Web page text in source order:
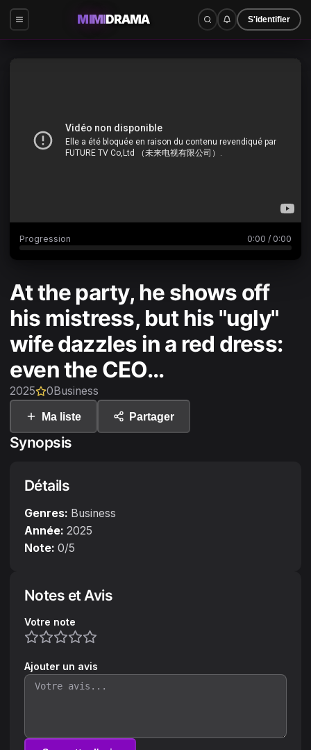
MIMIDRAMA S'identifier
Progression 0:00 / 0:00
At the party, he shows off
his mistress, but his "ugly"
wife dazzles in a red dress:
even the CEO...
2025 0 Business
Ma liste Partager
Synopsis
Détails
Genres: Business
Année: 2025
Note: 0/5
Notes et Avis
Votre note
Ajouter un avis